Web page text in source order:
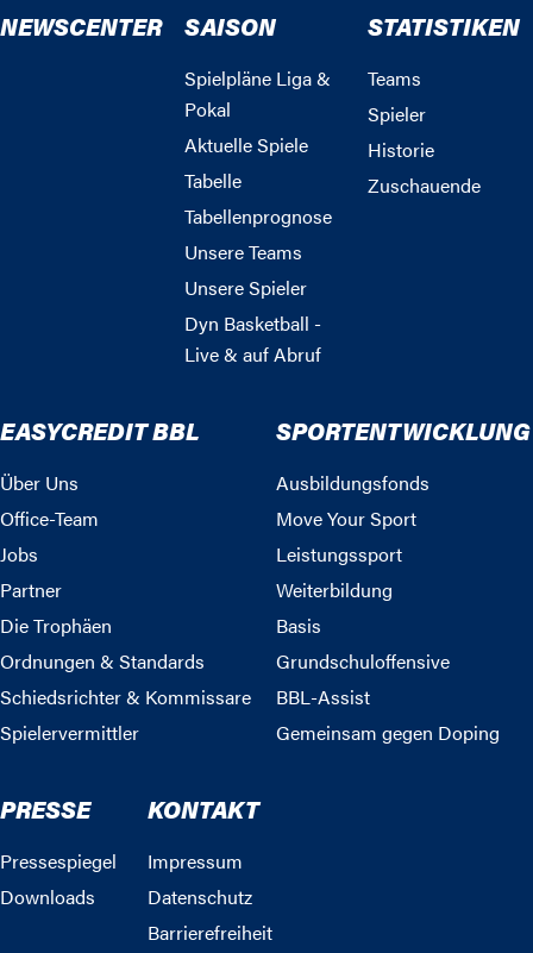
NEWSCENTER SAISON
Spielpläne Liga &
Pokal
Aktuelle Spiele
Tabelle
Tabellenprognose
Unsere Teams
Unsere Spieler
Dyn Basketball -
Live & auf Abruf
STATISTIKEN
Teams
Spieler
Historie
Zuschauende
EASYCREDIT BBL
Über Uns
Office-Team
Jobs
Partner
Die Trophäen
Ordnungen & Standards
Schiedsrichter & Kommissare
Spielervermittler
SPORTENTWICKLUNG
Ausbildungsfonds
Move Your Sport
Leistungssport
Weiterbildung
Basis
Grundschuloffensive
BBL-Assist
Gemeinsam gegen Doping
PRESSE
Pressespiegel
Downloads
KONTAKT
Impressum
Datenschutz
Barrierefreiheit